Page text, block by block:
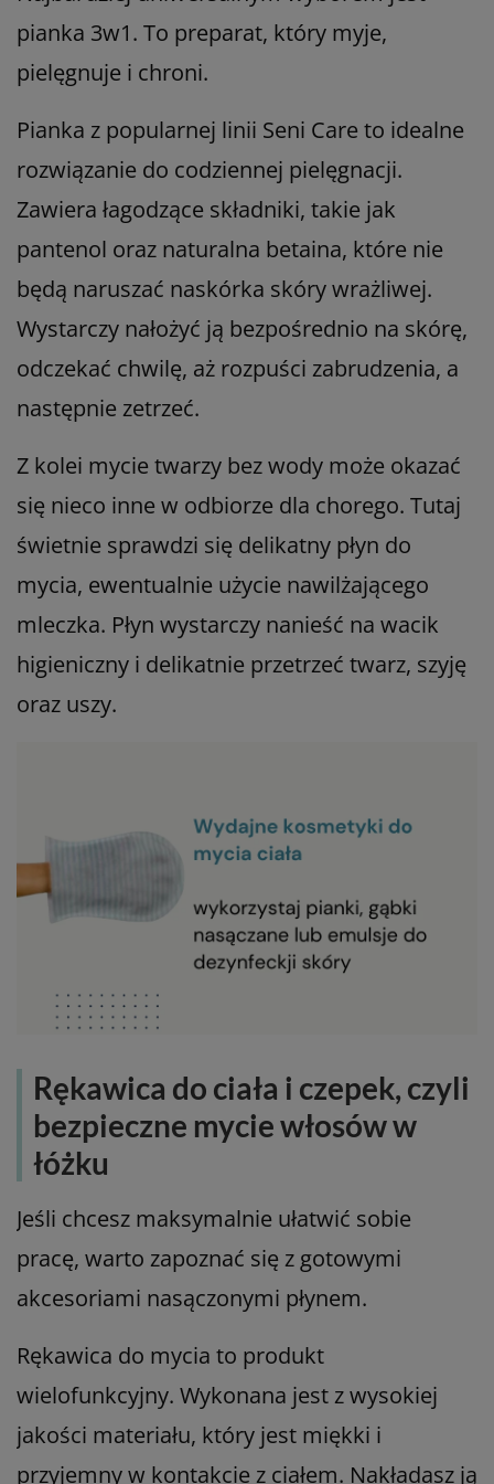
pianka 3w1. To preparat, który myje,
pielęgnuje i chroni.
Pianka z popularnej linii Seni Care to idealne
rozwiązanie do codziennej pielęgnacji.
Zawiera łagodzące składniki, takie jak
pantenol oraz naturalna betaina, które nie
będą naruszać naskórka skóry wrażliwej.
Wystarczy nałożyć ją bezpośrednio na skórę,
odczekać chwilę, aż rozpuści zabrudzenia, a
następnie zetrzeć.
Z kolei mycie twarzy bez wody może okazać
się nieco inne w odbiorze dla chorego. Tutaj
świetnie sprawdzi się delikatny płyn do
mycia, ewentualnie użycie nawilżającego
mleczka. Płyn wystarczy nanieść na wacik
higieniczny i delikatnie przetrzeć twarz, szyję
oraz uszy.
Rękawica do ciała i czepek, czyli
bezpieczne mycie włosów w
łóżku
Jeśli chcesz maksymalnie ułatwić sobie
pracę, warto zapoznać się z gotowymi
akcesoriami nasączonymi płynem.
Rękawica do mycia to produkt
wielofunkcyjny. Wykonana jest z wysokiej
jakości materiału, który jest miękki i
przyjemny w kontakcie z ciałem. Nakładasz ją